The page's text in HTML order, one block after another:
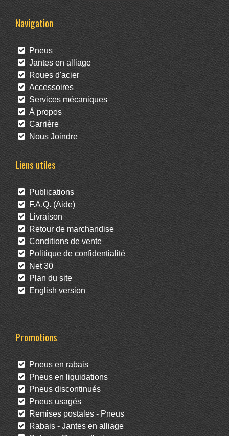
Navigation
Pneus
Jantes en alliage
Roues d'acier
Accessoires
Services mécaniques
À propos
Carrière
Nous Joindre
Liens utiles
Publications
F.A.Q. (Aide)
Livraison
Retour de marchandise
Conditions de vente
Politique de confidentialité
Net 30
Plan du site
English version
Promotions
Pneus en rabais
Pneus en liquidations
Pneus discontinués
Pneus usagés
Remises postales - Pneus
Rabais - Jantes en alliage